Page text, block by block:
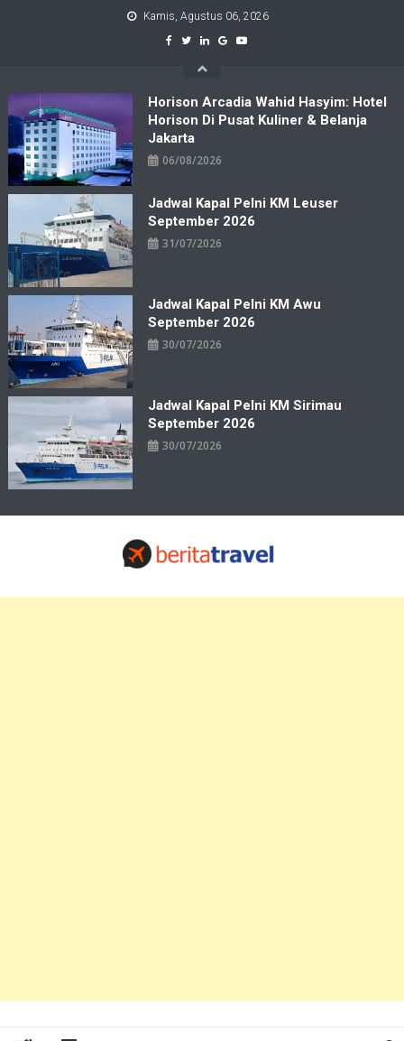
Kamis, Agustus 06, 2026
Horison Arcadia Wahid Hasyim: Hotel
Horison Di Pusat Kuliner & Belanja
Jakarta
06/08/2026
Jadwal Kapal Pelni KM Leuser
September 2026
31/07/2026
Jadwal Kapal Pelni KM Awu
September 2026
30/07/2026
Jadwal Kapal Pelni KM Sirimau
September 2026
30/07/2026
Travelbiz